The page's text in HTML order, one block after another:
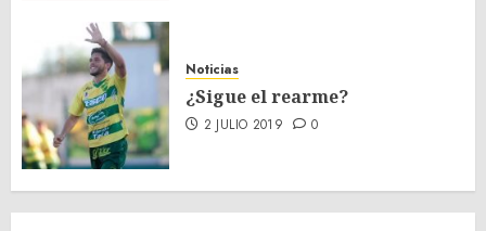
Noticias
¿Sigue el rearme?
2 JULIO 2019 0